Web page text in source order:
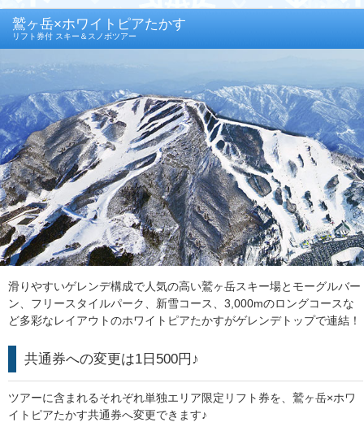
鷲ヶ岳×ホワイトピアたかす
リフト券付 スキー＆スノボツアー
滑りやすいゲレンデ構成で人気の高い鷲ヶ岳スキー場とモーグルバー
ン、フリースタイルパーク、新雪コース、3,000mのロングコースな
ど多彩なレイアウトのホワイトピアたかすがゲレンデトップで連結！
共通券への変更は1日500円♪
ツアーに含まれるそれぞれ単独エリア限定リフト券を、鷲ヶ岳×ホワ
イトピアたかす共通券へ変更できます♪